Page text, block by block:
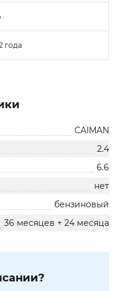
года
CAIMAN
2.4
6.6
нет
бензиновый
36 месяцев + 24 месяца